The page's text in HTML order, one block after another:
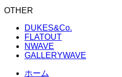
OTHER
DUKES&Co.
FLATOUT
NWAVE
GALLERYWAVE
ホーム